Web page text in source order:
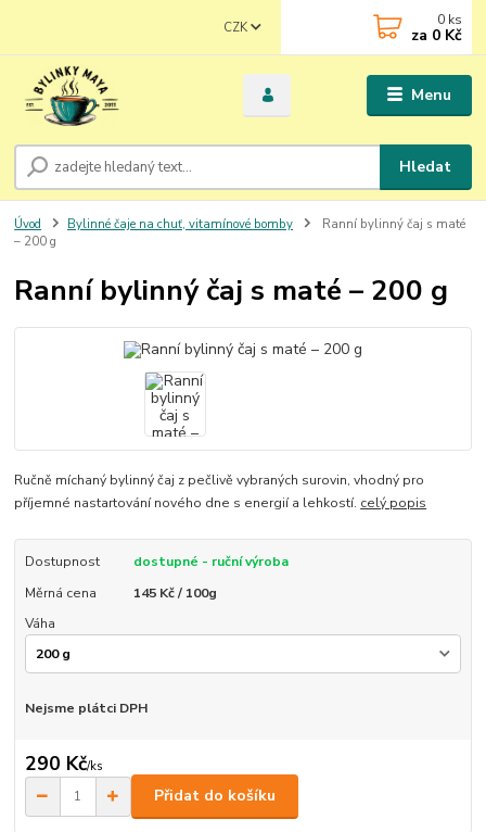
Menu
CZK
Hledat
0 ks
za 0 Kč
Úvod Bylinné čaje na chuť, vitamínové bomby
Ranní bylinný čaj s maté
– 200 g
Ranní bylinný čaj s maté – 200 g
Ručně míchaný bylinný čaj z pečlivě vybraných surovin, vhodný pro
příjemné nastartování nového dne s energií a lehkostí. celý popis
Dostupnost
dostupné - ruční výroba
Měrná cena
145 Kč / 100g
Váha
Nejsme plátci DPH
290 Kč/ks
Přidat do košíku